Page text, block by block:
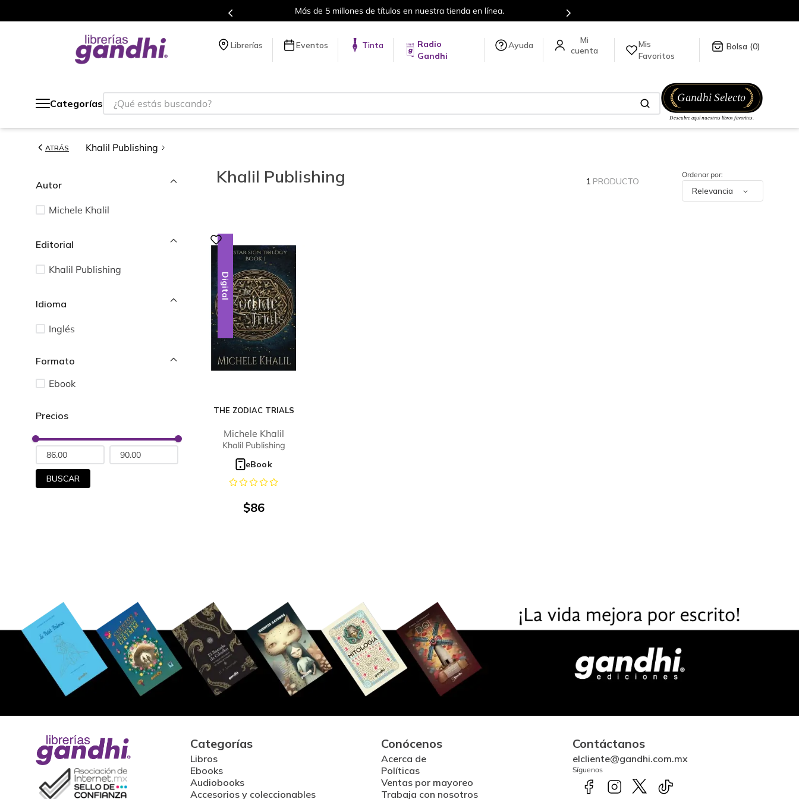
Más de 5 millones de títulos en nuestra tienda en línea.
Librerías Eventos Tinta
Radio
Gandhi
Ayuda
Mis
Favoritos
0
Categorías
¿Qué estás buscando?
ATRÁS Khalil Publishing
Autor
Michele Khalil
Editorial
Khalil Publishing
Idioma
Inglés
Ebook
BUSCAR
Khalil Publishing 1 PRODUCTO
Relevancia
Digital
THE ZODIAC TRIALS
Michele Khalil
Khalil Publishing
eBook
$86
Categorías
Libros
Ebooks
Audiobooks
Accesorios y coleccionables
Conócenos
Acerca de
Políticas
Ventas por mayoreo
Trabaja con nosotros
Contáctanos
elcliente@gandhi.com.mx
Síguenos